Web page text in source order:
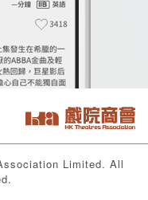
Limited. All